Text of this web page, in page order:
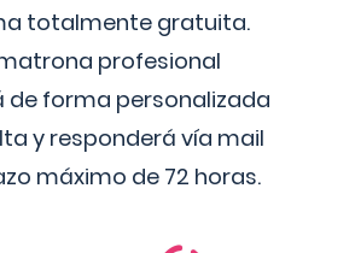
totalmente gratuita.
profesional
de forma personalizada
y responderá vía mail
máximo de 72 horas.